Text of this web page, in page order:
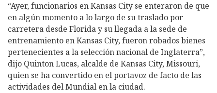
“Ayer, funcionarios en Kansas City se enteraron de que
en algún momento a lo largo de su traslado por
carretera desde Florida y su llegada a la sede de
entrenamiento en Kansas City, fueron robados bienes
pertenecientes a la selección nacional de Inglaterra”,
dijo Quinton Lucas, alcalde de Kansas City, Missouri,
quien se ha convertido en el portavoz de facto de las
actividades del Mundial en la ciudad.